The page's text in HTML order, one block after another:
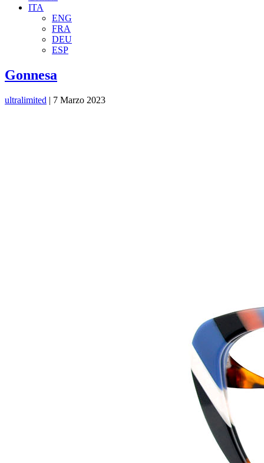
ITA
ENG
FRA
DEU
ESP
Gonnesa
ultralimited | 7 Marzo 2023